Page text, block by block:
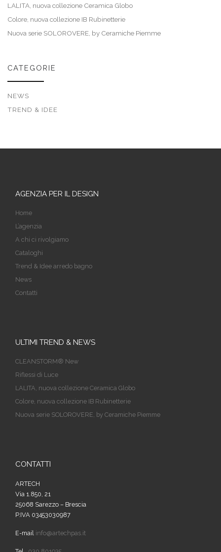
LALITA, nuova collezione Ceramica Globo
Colore, nuova collezione IB Rubinetterie
Nuova serie SOLOROVERE, by Ceramiche Piemme
CATEGORIE
NEWS
TREND & IDEE
AGENZIA PER IL DESIGN
Home
L’agenzia
A chi ci rivolgiamo
Cataloghi
Trend & Idee arredo bagno
News
Contatti
ULTIMI TREND & NEWS
CLEANSTORM® New
Riflessi di Luce
LALITA, nuova collezione Ceramica Globo
Colore, nuova collezione IB Rubinetterie
Nuova serie SOLOROVERE, by Ceramiche Piemme
CONTATTI
ARTECH
Via 1.850, 21
25068 Sarezzo – Brescia
P.IVA 03453030987
E-mail info@artechpas.it